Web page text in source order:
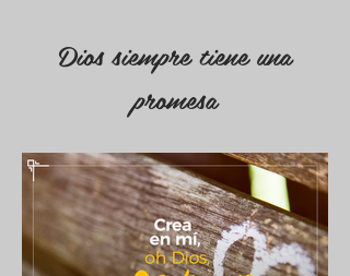
Dios siempre tiene una
promesa